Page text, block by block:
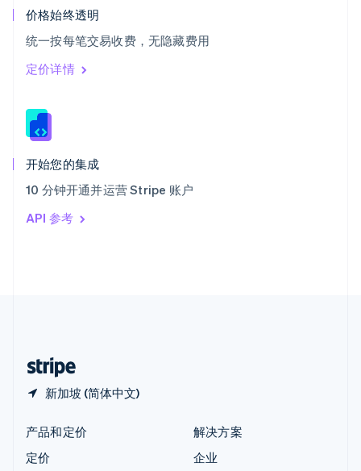
价格始终透明
统一按每笔交易收费，无隐藏费用
定价详情
开始您的集成
10 分钟开通并运营 Stripe 账户
API 参考
新加坡 (简体中文)
希腊
English
西班牙
Español
新加坡
新西兰
匈牙利
English
ItalianoEnglish
印度
English
产品和定价
定价
解决方案
企业